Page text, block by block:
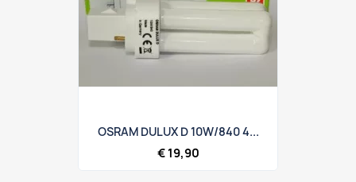
OSRAM DULUX D 10W/840 4...
€ 19,90